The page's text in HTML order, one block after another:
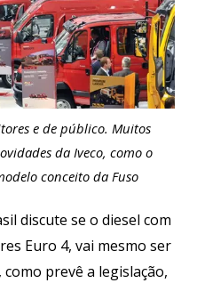
e de público. Muitos
da Iveco, como o
conceito da Fuso
discute se o diesel com
Euro 4, vai mesmo ser
prevê a legislação,